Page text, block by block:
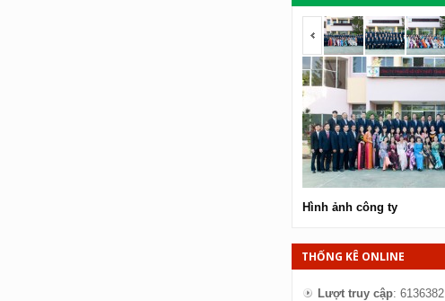
<span></span>
Hình ảnh công ty
THỐNG KÊ ONLINE
Lượt truy cập: 6136382